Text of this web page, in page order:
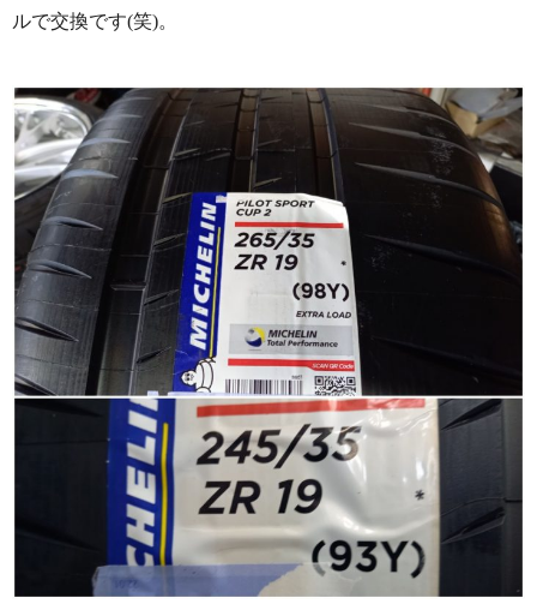
ルで交換です(笑)。